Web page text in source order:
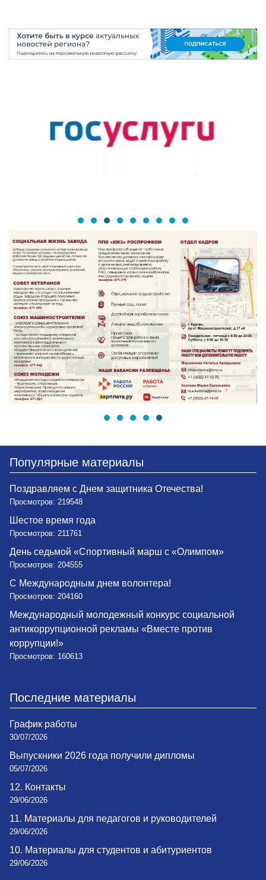
Популярные материалы
Поздравляем с Днем защитника Отечества!
Просмотров: 219548
Шестое время года
Просмотров: 211761
День седьмой «Спортивный марш с «Олимпом»
Просмотров: 204555
С Международным днем волонтера!
Просмотров: 204160
Международный молодежный конкурс социальной
антикоррупционной рекламы «Вместе против
коррупции!»
Просмотров: 160613
Последние материалы
График работы
30/07/2026
Выпускники 2026 года получили дипломы
05/07/2026
12. Контакты
29/06/2026
11. Материалы для педагогов и руководителей
29/06/2026
10. Материалы для студентов и абитуриентов
29/06/2026